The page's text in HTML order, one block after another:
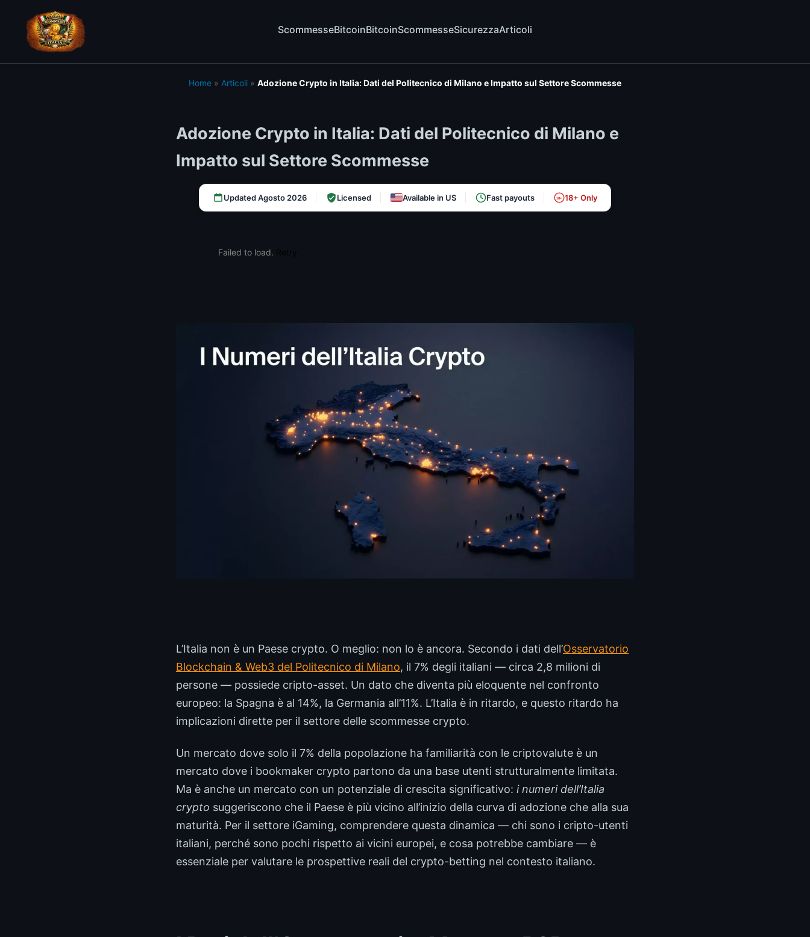
ScommesseBitcoinBitcoinScommesseSicurezzaArticoli
Home » Articoli » Adozione Crypto in Italia: Dati del Politecnico di Milano e Impatto sul Settore Scommesse
Adozione Crypto in Italia: Dati del Politecnico di Milano e
Impatto sul Settore Scommesse
Updated Agosto 2026 Licensed Available in US Fast payouts 18+ 18+ Only
Failed to load.
L’Italia non è un Paese crypto. O meglio: non lo è ancora. Secondo i dati dell’Osservatorio
Blockchain & Web3 del Politecnico di Milano, il 7% degli italiani — circa 2,8 milioni di
persone — possiede cripto-asset. Un dato che diventa più eloquente nel confronto
europeo: la Spagna è al 14%, la Germania all’11%. L’Italia è in ritardo, e questo ritardo ha
implicazioni dirette per il settore delle scommesse crypto.
Un mercato dove solo il 7% della popolazione ha familiarità con le criptovalute è un
mercato dove i bookmaker crypto partono da una base utenti strutturalmente limitata.
Ma è anche un mercato con un potenziale di crescita significativo: i numeri dell’Italia
crypto suggeriscono che il Paese è più vicino all’inizio della curva di adozione che alla sua
maturità. Per il settore iGaming, comprendere questa dinamica — chi sono i cripto-utenti
italiani, perché sono pochi rispetto ai vicini europei, e cosa potrebbe cambiare — è
essenziale per valutare le prospettive reali del crypto-betting nel contesto italiano.